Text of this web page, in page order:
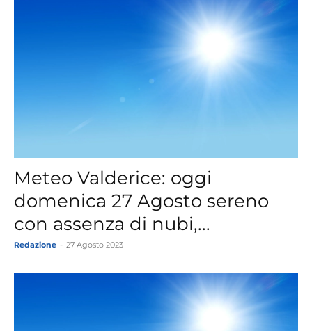
Meteo Valderice: oggi
domenica 27 Agosto sereno
con assenza di nubi,...
Redazione 27 Agosto 2023